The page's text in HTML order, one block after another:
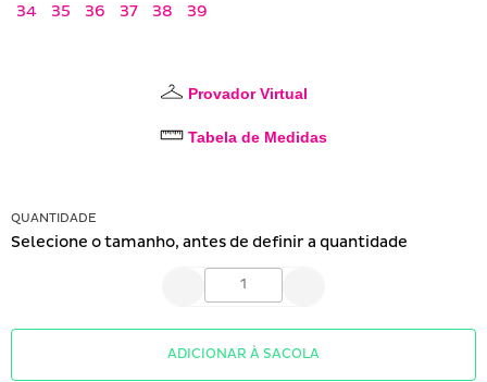
34
35 36 37 38 39
Provador Virtual
Tabela de Medidas
QUANTIDADE
Selecione o tamanho, antes de definir a quantidade
ADICIONAR À SACOLA